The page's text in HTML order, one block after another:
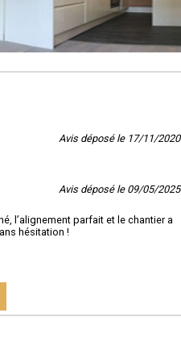
Avis déposé le 17/11/2020
Avis déposé le 09/05/2025
l’alignement parfait et le chantier a
hésitation !